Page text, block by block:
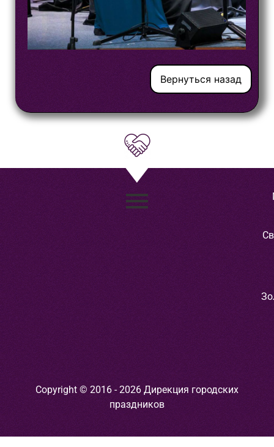
Вернуться назад
Copyright © 2016 - 2026 Дирекция городских
праздников